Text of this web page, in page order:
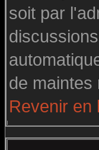
soit par
de maintes
Revenir en